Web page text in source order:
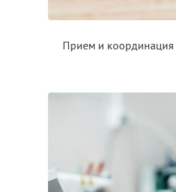
Прием и координация